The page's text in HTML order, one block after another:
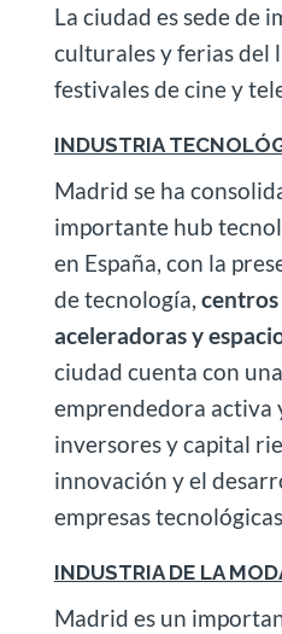
La ciudad es sede de
culturales y ferias del
festivales de cine y
INDUSTRIA
Madrid se ha
importante hub
en España, con la
de tecnología,
aceleradoras y
ciudad cuenta con
emprendedora activa
inversores y capital
innovación y el
empresas
INDUSTRIA DE LA
Madrid es un